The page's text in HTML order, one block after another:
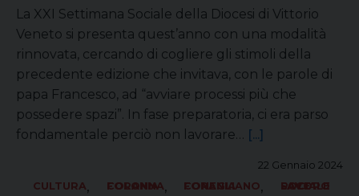
La XXI Settimana Sociale della Diocesi di Vittorio
Veneto si presenta quest’anno con una modalità
rinnovata, cercando di cogliere gli stimoli della
precedente edizione che invitava, con le parole di
papa Francesco, ad “avviare processi più che
possedere spazi”. In fase preparatoria, ci era parso
fondamentale perciò non lavorare… [...]
22 Gennaio 2024
CULTURA, FORANIA COLONNA, FORANIA CONEGLIANO,
SOCIALE LAVORO PACE